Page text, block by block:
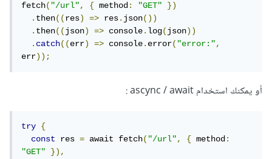
fetch("/url", { method: "GET"
})
.then((res) => res.json())
.then((json) => console.log(json))
.catch((err) => console.error("error:",
err));
أو يمكنك استخدام ascync / await :
try
{
const
res = await fetch("/url", { method:
"GET"
}),